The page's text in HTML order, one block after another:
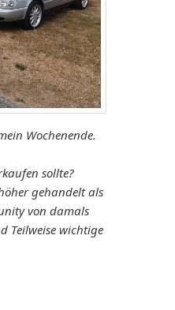
Wochenende.
sollte?
gehandelt als
von damals
Teilweise wichtige